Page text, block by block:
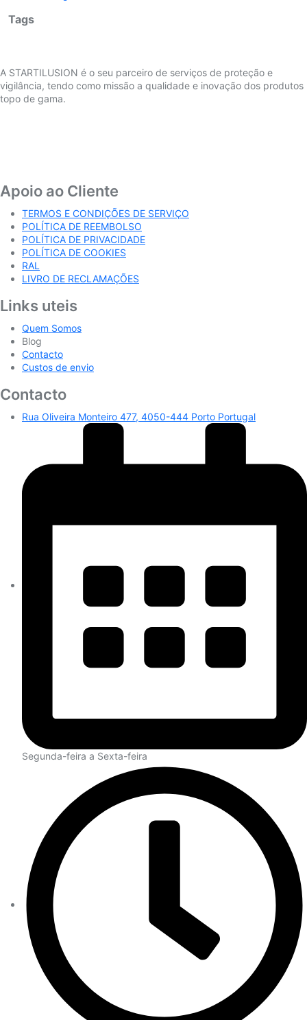
Tags
A STARTILUSION é o seu parceiro de serviços de proteção e
vigilância, tendo como missão a qualidade e inovação dos produtos
topo de gama.
Apoio ao Cliente
TERMOS E CONDIÇÕES DE SERVIÇO
POLÍTICA DE REEMBOLSO
POLÍTICA DE PRIVACIDADE
POLÍTICA DE COOKIES
RAL
LIVRO DE RECLAMAÇÕES
Links uteis
Quem Somos
Blog
Contacto
Custos de envio
Contacto
Rua Oliveira Monteiro 477, 4050-444 Porto Portugal
Segunda-feira a Sexta-feira